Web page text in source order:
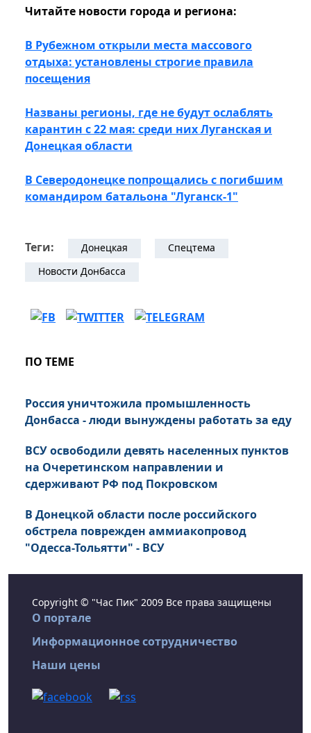
Читайте новости города и региона:
В Рубежном открыли места массового
отдыха: установлены строгие правила
посещения
Названы регионы, где не будут ослаблять
карантин с 22 мая: среди них Луганская и
Донецкая области
В Северодонецке попрощались с погибшим
командиром батальона "Луганск-1"
Теги: Донецкая
Спецтема
Новости Донбасса
ПО ТЕМЕ
Россия уничтожила промышленность
Донбасса - люди вынуждены работать за еду
ВСУ освободили девять населенных пунктов
на Очеретинском направлении и
сдерживают РФ под Покровском
В Донецкой области после российского
обстрела поврежден аммиакопровод
"Одесса-Тольятти" - ВСУ
Copyright © "Час Пик" 2009 Все права защищены
О портале
Информационное сотрудничество
Наши цены